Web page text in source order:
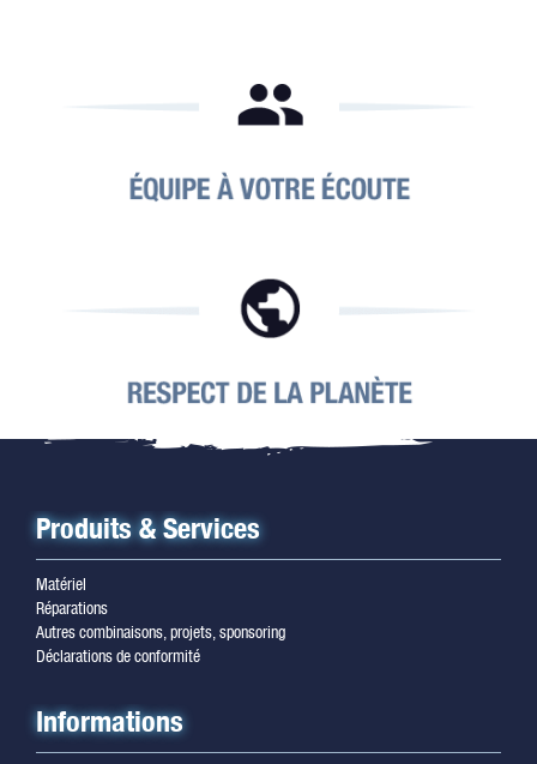
Produits & Services
Matériel
Réparations
Autres combinaisons, projets, sponsoring
Déclarations de conformité
Informations